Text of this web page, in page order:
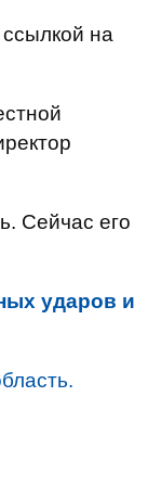
на
Сейчас его
ударов и